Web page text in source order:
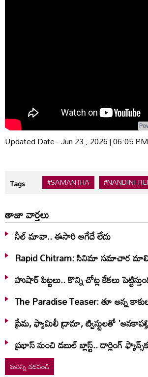
Updated Date - Jun 23 , 2026 | 06:05 PM
Tags #SAMANTHA #NANDINI
తాజా వార్తలు
నీల్ మావా.. ఈసారి ఆగేదే లేదు
Rapid Chitram: సినిమా సమాచార
హుషార్‌ పిట్టలు.. కొన్ని చోట్ల కేకలు
The Paradise Teaser: తూ అన్న
ప్రేమ, ఫ్యామిలీ డ్రామా, ట్విస్టులతో
ప్రభాస్ నుంచి డబుల్ బ్లాస్ట్.. డార్లింగ్
మరిన్ని చదవండి